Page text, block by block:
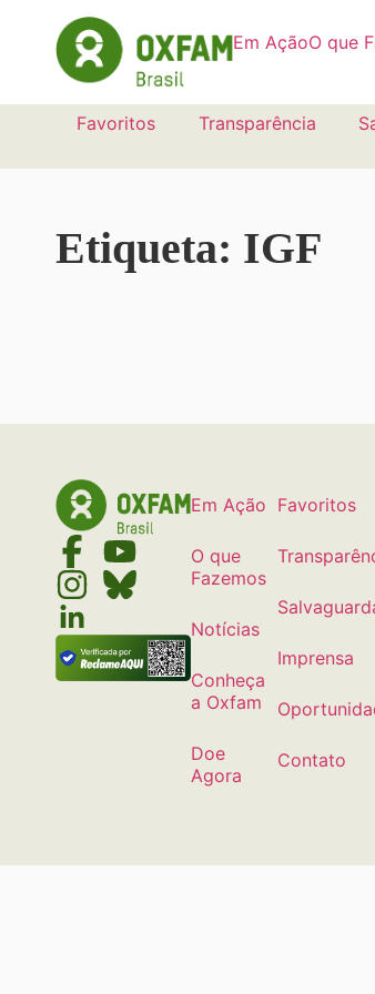
Em AçãoO que
Favoritos Transparência
Etiqueta: IGF
Em Ação
O que
Fazemos
Notícias
Conheça
a Oxfam
Doe
Agora
Favoritos
Imprensa
Contato